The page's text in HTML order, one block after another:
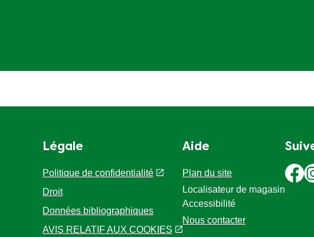
Légale
Politique de confidentialité
Droit
Données bibliographiques
AVIS RELATIF AUX COOKIES
Aide
Plan du site
Localisateur de magasin
Accessibilité
Nous contacter